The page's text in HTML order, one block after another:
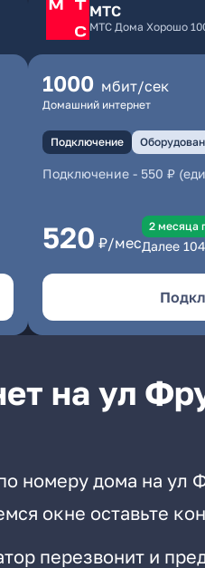
МТС
МТС Дома Хорошо
1000 мбит/сек
Домашний интернет
Подключение
Подключение - 550 ₽
520 ₽/мес
2 месяцa
Далее
на ул
номеру дома на ул
окне оставьте
перезвонит и